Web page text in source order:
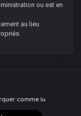
ou est en
au lieu
comme lu